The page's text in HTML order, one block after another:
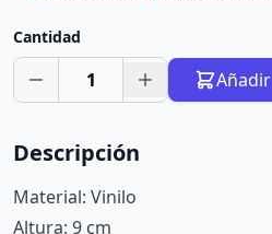
Cantidad
1 Añadir
Descripción
Material: Vinilo
Altura: 9 cm